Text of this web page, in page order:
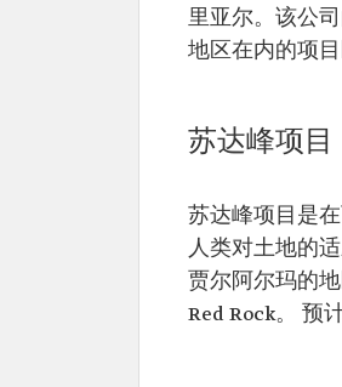
里亚尔。该公
地区在内的项
苏达峰项目
苏达峰项目是
人类对土地的
贾尔阿尔玛的
Red Rock。 预